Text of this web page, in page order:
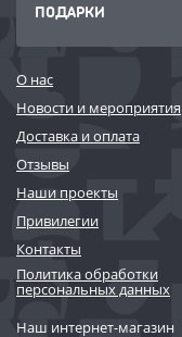
ПОДАРКИ
О нас
Новости и мероприятия
Доставка и оплата
Отзывы
Наши проекты
Привилегии
Контакты
Политика обработки
персональных данных
Наш интернет-магазин